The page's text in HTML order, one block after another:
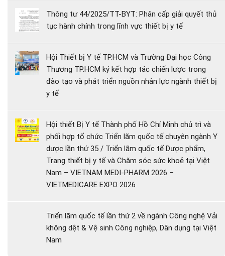
Thông tư 44/2025/TT-BYT: Phân cấp giải quyết thủ
tục hành chính trong lĩnh vực thiết bị y tế
Hội Thiết bị Y tế TP.HCM và Trường Đại học Công
Thương TP.HCM ký kết hợp tác chiến lược trong
đào tạo và phát triển nguồn nhân lực ngành thiết bị
y tế
Hội thiết Bị Y tế Thành phố Hồ Chí Minh chủ trì và
phối hợp tổ chức Triển lãm quốc tế chuyên ngành Y
dược lần thứ 35 / Triển lãm quốc tế Dược phẩm,
Trang thiết bị y tế và Chăm sóc sức khoẻ tại Việt
Nam – VIETNAM MEDI-PHARM 2026 –
VIETMEDICARE EXPO 2026
Triển lãm quốc tế lần thứ 2 về ngành Công nghệ Vải
không dệt & Vệ sinh Công nghiệp, Dân dụng tại Việt
Nam